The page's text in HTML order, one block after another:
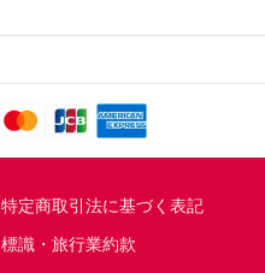
特定商取引法に基づく表記
標識・旅行業約款